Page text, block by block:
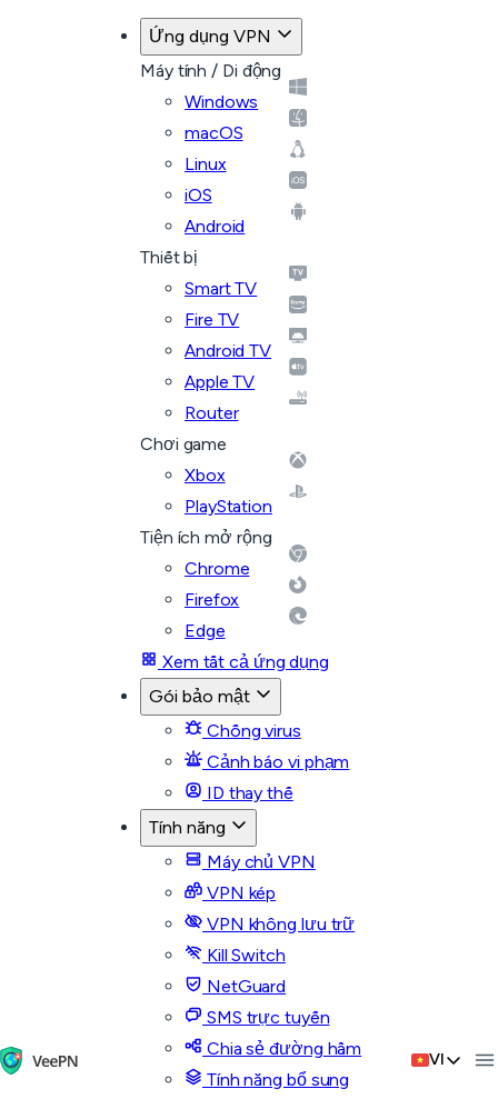
Ứng dụng VPN
Máy tính / Di động
Windows
macOS
Linux
iOS
Android
Thiết bị
Smart TV
Fire TV
Android TV
Apple TV
Router
Chơi game
Xbox
PlayStation
Tiện ích mở rộng
Chrome
Firefox
Edge
Xem tất cả ứng dụng
Gói bảo mật
Chống virus
Cảnh báo vi phạm
ID thay thế
Tính năng
Máy chủ VPN
VPN kép
VPN không lưu trữ
Kill Switch
NetGuard
SMS trực tuyến
Chia sẻ đường hầm
Tính năng bổ sung
VI